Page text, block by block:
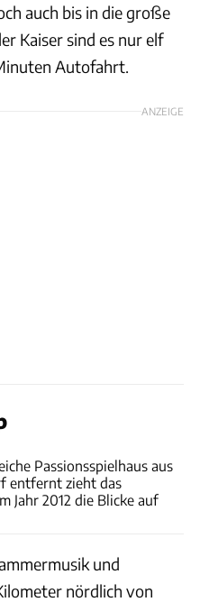
auch bis in die große
Kaiser sind es nur elf
Autofahrt.
ANZEIGE
Passionsspielhaus aus
entfernt zieht das
Jahr 2012 die Blicke auf
und
nördlich von